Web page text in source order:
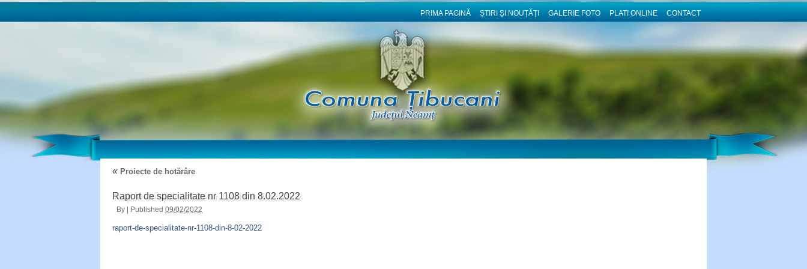
PRIMA PAGINĂ ȘTIRI ȘI NOUȚĂȚI GALERIE FOTO PLATI ONLINE CONTACT
« Proiecte de hotărâre
Raport de specialitate nr 1108 din 8.02.2022
By | Published 09/02/2022
raport-de-specialitate-nr-1108-din-8-02-2022